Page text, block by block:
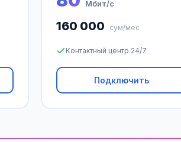
Мбит/с
160 000 сум/мес
Контактный центр 24/7
Подключить